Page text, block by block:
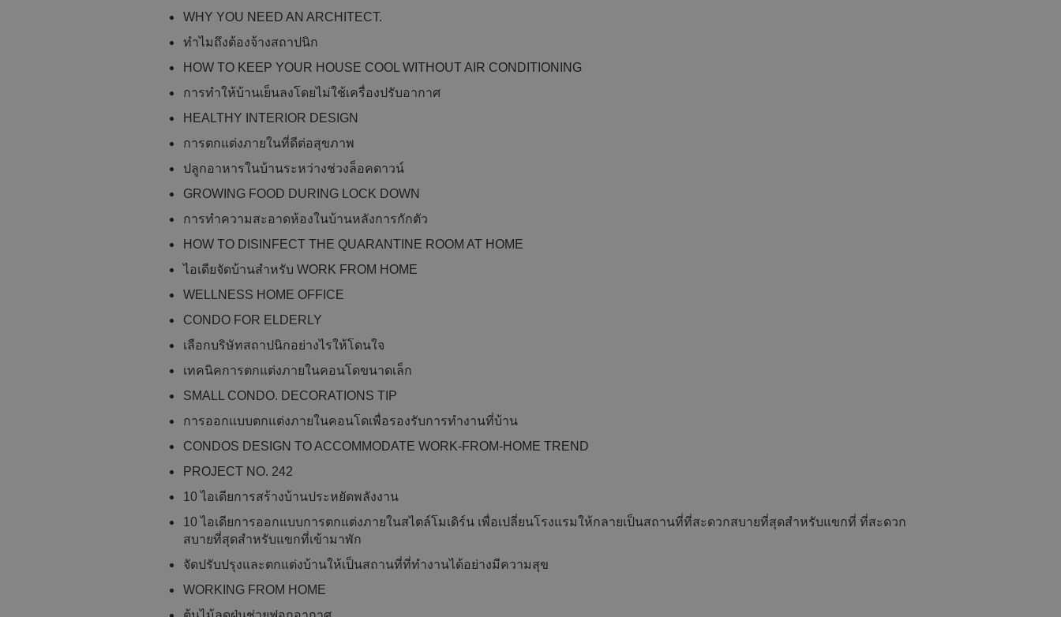
WHY YOU NEED AN ARCHITECT.
ทำไมถึงต้องจ้างสถาปนิก
HOW TO KEEP YOUR HOUSE COOL WITHOUT AIR CONDITIONING
การทำให้บ้านเย็นลงโดยไม่ใช้เครื่องปรับอากาศ
HEALTHY INTERIOR DESIGN
การตกแต่งภายในที่ดีต่อสุขภาพ
ปลูกอาหารในบ้านระหว่างช่วงล็อคดาวน์
GROWING FOOD DURING LOCK DOWN
การทำความสะอาดห้องในบ้านหลังการกักตัว
HOW TO DISINFECT THE QUARANTINE ROOM AT HOME
ไอเดียจัดบ้านสำหรับ WORK FROM HOME
WELLNESS HOME OFFICE
CONDO FOR ELDERLY
เลือกบริษัทสถาปนิกอย่างไรให้โดนใจ
เทคนิคการตกแต่งภายในคอนโดขนาดเล็ก
SMALL CONDO. DECORATIONS TIP
การออกแบบตกแต่งภายในคอนโดเพื่อรองรับการทำงานที่บ้าน​
CONDOS DESIGN TO ACCOMMODATE WORK-FROM-HOME TREND
PROJECT NO. 242​​
10 ไอเดียการสร้างบ้านประหยัดพลังงาน​
10 ไอเดียการออกแบบการตกแต่งภายในสไตล์โมเดิร์น เพื่อเปลี่ยนโรงแรมให้กลายเป็นสถานที่ที่สะดวกสบายที่สุดสำหรับแขกที่ ที่สะดวก
สบายที่สุดสำหรับแขกที่เข้ามาพัก
จัดปรับปรุงและตกแต่งบ้านให้เป็นสถานที่ที่ทำงานได้อย่างมีความสุข
WORKING FROM HOME